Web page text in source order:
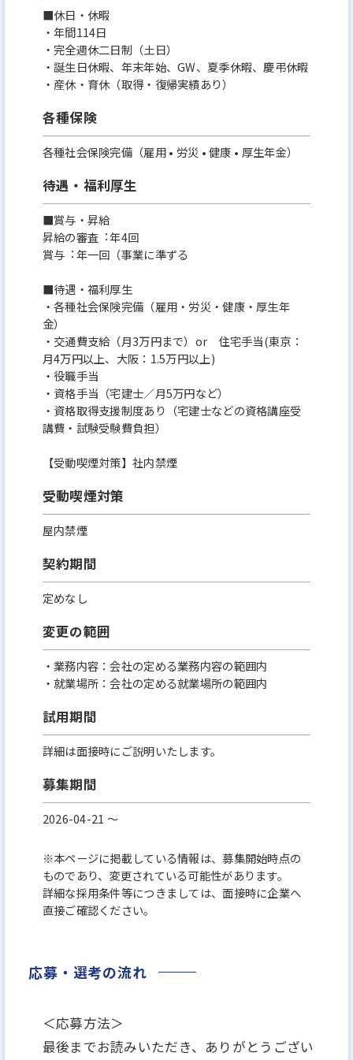
■休⽇・休暇
・年間114⽇
・完全週休⼆⽇制（⼟⽇）
・誕⽣⽇休暇、年末年始、GW、夏季休暇、慶弔休暇
・産休・育休（取得・復帰実績あり）
各種保険
各種社会保険完備（雇用 • 労災 • 健康 • 厚生年金）
待遇・福利厚生
■賞与・昇給
昇給の審査︓年4回
賞与︓年⼀回（事業に準ずる
■待遇・福利厚⽣
・各種社会保険完備（雇⽤・労災・健康・厚⽣年
⾦）
・交通費⽀給（⽉3万円まで）or 住宅⼿当(東京：
⽉4万円以上、⼤阪：1.5万円以上)
・役職⼿当
・資格⼿当（宅建⼠／⽉5万円など）
・資格取得⽀援制度あり（宅建⼠などの資格講座受
講費・試験受験費負担）
【受動喫煙対策】社内禁煙
受動喫煙対策
屋内禁煙
契約期間
定めなし
変更の範囲
・業務内容：会社の定める業務内容の範囲内
・就業場所：会社の定める就業場所の範囲内
試用期間
詳細は面接時にご説明いたします。
募集期間
2026-04-21 〜
※本ページに掲載している情報は、募集開始時点の
ものであり、変更されている可能性があります。
詳細な採用条件等につきましては、面接時に企業へ
直接ご確認ください。
応募・選考の流れ
＜応募方法＞
最後までお読みいただき、ありがとうござい